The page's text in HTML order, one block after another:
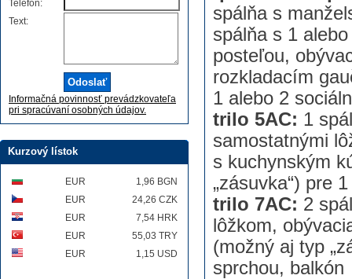
spálňa s
spálňa s 1
posteľou,
rozkladacím
1 alebo 2
trilo 5AC: 1
samostatnými
s kuchynským
„zásuvka“) pre
trilo 7AC: 2
lôžkom,
(možný aj typ
sprchou, balkón
Telefón:
Text:
Informačná povinnosť prevádzkovateľa
pri spracúvaní osobných údajov.
Kurzový lístok
EUR
1,96 BGN
EUR
24,26 CZK
EUR
7,54 HRK
EUR
55,03 TRY
EUR
1,15 USD